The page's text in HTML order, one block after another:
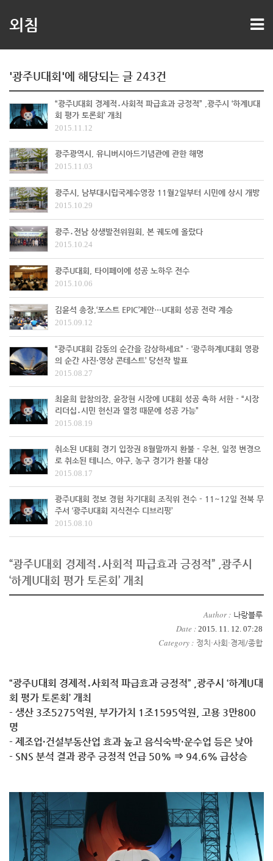
외침
'광주U대회'에 해당되는 글 243건
“광주U대회 경제적․사회적 파급효과 긍정적” ,광주시 ‘하계U대
회 평가 토론회’ 개최
2015.11.12
광주광역시, 유니버시아드기념관에 관한 해명
2015.11.03
광주시, 남부대시립국제수영장 11월2일부터 시민에 상시 개방
2015.10.29
광주․전남 상생발전위원회, 본 궤도에 올랐다
2015.10.24
광주U대회, 타이페이에 성공 노하우 전수
2015.10.06
김윤석 총장,‘포스트 EPIC’제안…U대회 성공 전략 계승
2015.09.12
“광주U대회 감동의 순간을 감상하세요” - ‘광주하계U대회 영광
의 순간 사진·영상 콘테스트’ 당선작 발표
2015.08.27
최윤희 합참의장, 윤장현 시장에 U대회 성공 축하 서한 - “시장
리더십․시민 헌신과 열정 때문에 성공 가능”
2015.08.19
취소된 U대회 경기 입장권 8월말까지 환불 - 우천, 일정 변경으
로 취소된 테니스, 야구, 농구 경기가 환불 대상
2015.08.17
광주U대회 정보 경험 차기대회 조직위 전수 - 11~12일 전북 무
주서 ‘광주U대회 지식전수 디브리핑’
2015.08.10
“광주U대회 경제적․사회적 파급효과 긍정적” ,광주시
‘하계U대회 평가 토론회’ 개최
Author : 나랑블루
Date : 2015. 11. 12. 07:28
Category : 정치·사회·경제/종합
“광주U대회 경제적․사회적 파급효과 긍정적” , 광주시 ‘하계U대
회 평가 토론회’ 개최
- 생산 3조5275억원, 부가가치 1조1595억원, 고용 3만800
명
- 제조업·건설부동산업 효과 높고 음식숙박·운수업 등은 낮아
- SNS 분석 결과 광주 긍정적 언급 50% ⇒ 94.6% 급상승